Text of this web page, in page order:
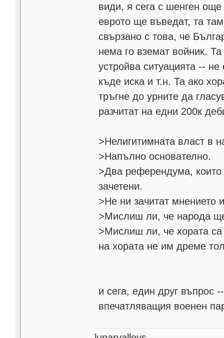
види, я сега с шенген
еврото ще въведат, та
свързано с това, че
нема го вземат войник.
устройва ситуацията --
къде иска и т.н. Та ако
тръгне до урните да
разчитат на едни 200к
>Нелигитимната власт в
>Напълно основателно.
>Два референдума, които
зачетени.
>Не ни зачитат мнението
>Мислиш ли, че народа
>Мислиш ли, че хората са
на хората не им дреме
и сега, един друг въпрос
впечатляващия военен